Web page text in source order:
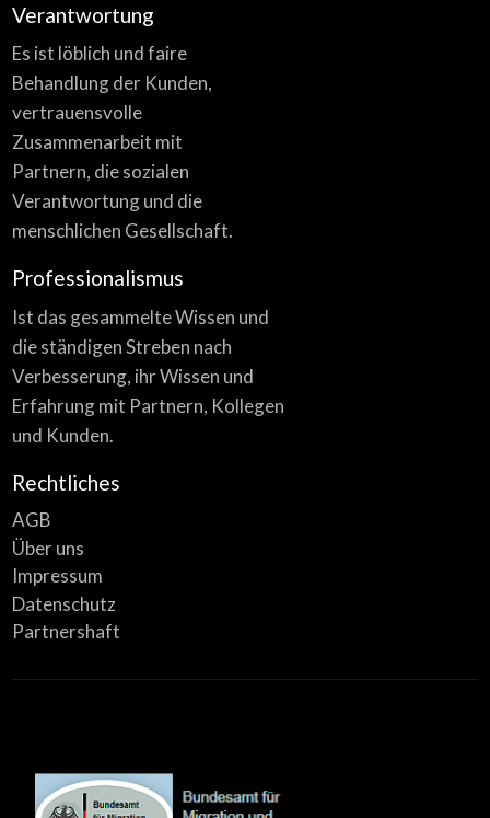
Verantwortung
Es ist löblich und faire
Behandlung der Kunden,
vertrauensvolle
Zusammenarbeit mit
Partnern, die sozialen
Verantwortung und die
menschlichen Gesellschaft.
Professionalismus
Ist das gesammelte Wissen und
die ständigen Streben nach
Verbesserung, ihr Wissen und
Erfahrung mit Partnern, Kollegen
und Kunden.
Rechtliches
AGB
Über uns
Impressum
Datenschutz
Partnershaft